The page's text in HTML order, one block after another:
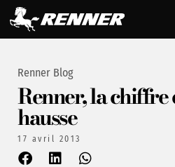
Renner Blog
Renner, la chiffre
hausse
17 avril 2013